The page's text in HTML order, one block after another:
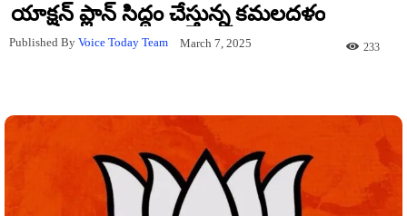
యాక్షన్ ప్లాన్ సిద్దం చేస్తున్న కమలదళం
Published By Voice Today Team March 7, 2025 233